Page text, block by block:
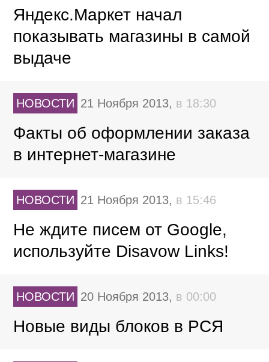
Яндекс.Маркет начал
показывать магазины в самой
выдаче
НОВОСТИ 21 Ноября 2013, в 18:30
Факты об оформлении заказа
в интернет-магазине
НОВОСТИ 21 Ноября 2013, в 15:46
Не ждите писем от Google,
используйте Disavow Links!
НОВОСТИ 20 Ноября 2013, в 00:00
Новые виды блоков в РСЯ